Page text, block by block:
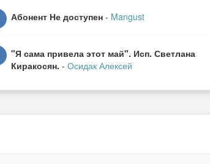
Абонент Не доступен - Mangust
"Я сама привела этот май". Исп. Светлана
Киракосян. - Осидак Алексей